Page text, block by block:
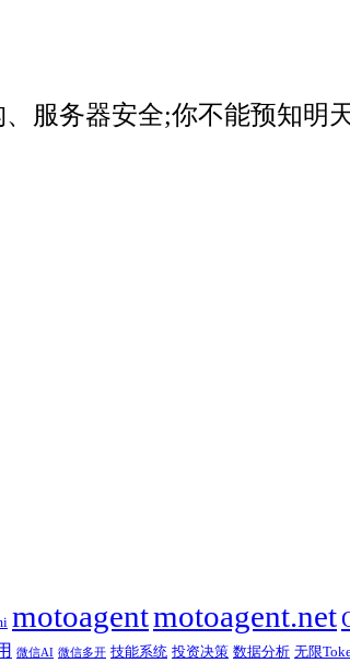
服务器安全;你不能预知明
motoagentmotoagent.net
微信AI 微信多开 技能系统 投资决策 数据分析 无限